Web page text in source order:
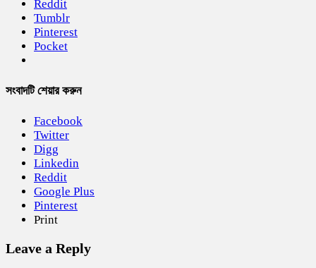
Reddit
Tumblr
Pinterest
Pocket
সংবাদটি শেয়ার করুন
Facebook
Twitter
Digg
Linkedin
Reddit
Google Plus
Pinterest
Print
Leave a Reply